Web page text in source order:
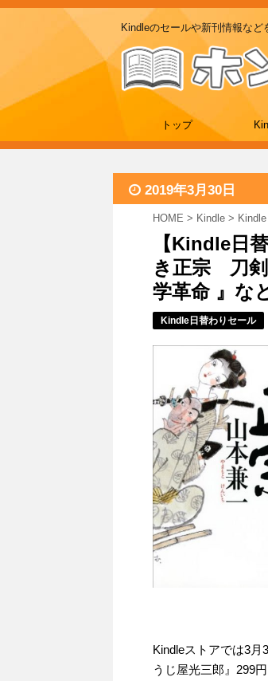
Kindleのセールや新刊情報など
トップ
2019年3月30日
HOME > Kindle >
【Kindle日
き正宗 刀剣
学革命 』な
Kindle日替わりセール
Kindleストアでは3
うじ屋光三郎』299